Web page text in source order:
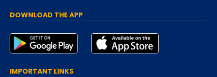
DOWNLOAD THE APP
IMPORTANT LINKS